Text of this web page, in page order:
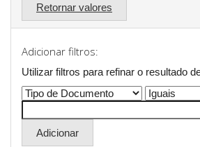
Retornar valores
Adicionar filtros:
Utilizar filtros para refinar o resultado